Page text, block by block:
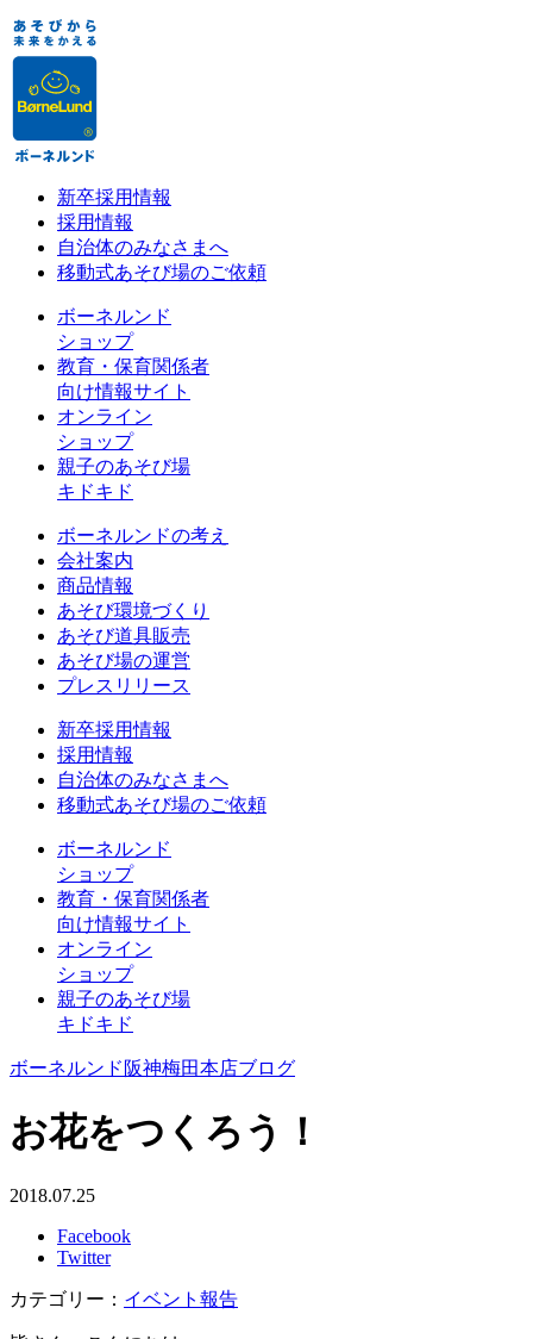
新卒採用情報
採用情報
自治体のみなさまへ
移動式あそび場のご依頼
ボーネルンド
ショップ
教育・保育関係者
向け情報サイト
オンライン
ショップ
親子のあそび場
キドキド
ボーネルンドの考え
会社案内
商品情報
あそび環境づくり
あそび道具販売
あそび場の運営
プレスリリース
新卒採用情報
採用情報
自治体のみなさまへ
移動式あそび場のご依頼
ボーネルンド
ショップ
教育・保育関係者
向け情報サイト
オンライン
ショップ
親子のあそび場
キドキド
ボーネルンド阪神梅田本店ブログ
お花をつくろう！
2018.07.25
Facebook
Twitter
カテゴリー： イベント報告